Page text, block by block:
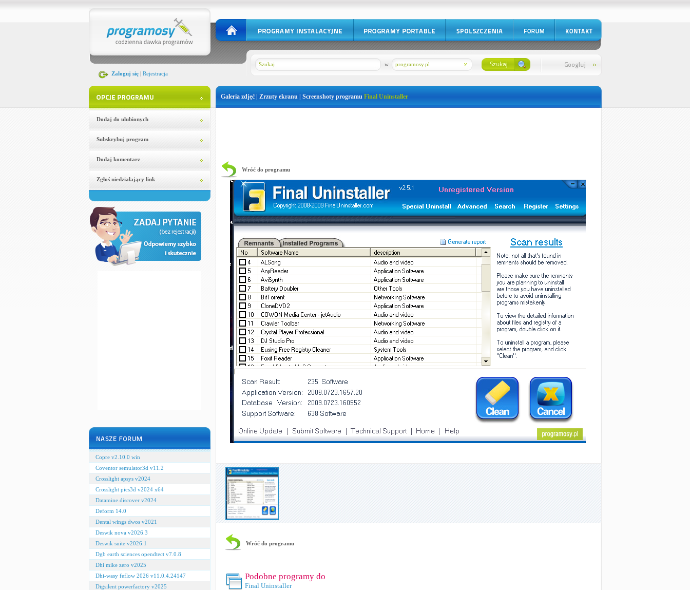
Zaloguj się| Rejestracja
programosy.pl
w
Dodaj do ulubionych
Subskrybuj program
Dodaj komentarz
Zgłoś niedziałający link
Copre v2.10.0 win
Coventor semulator3d v11.2
Crosslight apsys v2024
Crosslight pics3d v2024 x64
Datamine.discover v2024
Deform 14.0
Dental wings dwos v2021
Deswik nova v2026.3
Deswik suite v2026.1
Dgb earth sciences opendtect v7.0.8
Dhi mike zero v2025
Dhi-wasy feflow 2026 v11.0.4.24147
Digsilent powerfactory v2025
Galeria zdjęć | Zrzuty ekranu | Screenshoty programu Final Uninstaller
Wróć do programu
Wróć do programu
Podobne programy do
Final Uninstaller